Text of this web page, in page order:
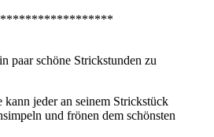
paar schöne Strickstunden zu
jeder an seinem Strickstück
und frönen dem schönsten